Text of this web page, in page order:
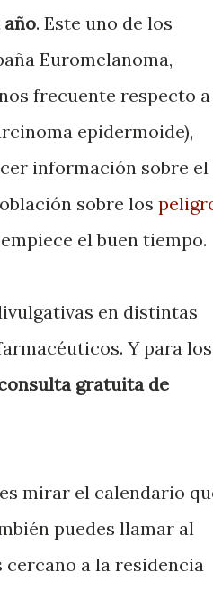
año. Este uno de los
Euromelanoma,
frecuente respecto a
epidermoide),
información sobre el
sobre los
el buen tiempo.
en distintas
Y para los
gratuita de
mirar el calendario
puedes llamar al
cercano a la residencia